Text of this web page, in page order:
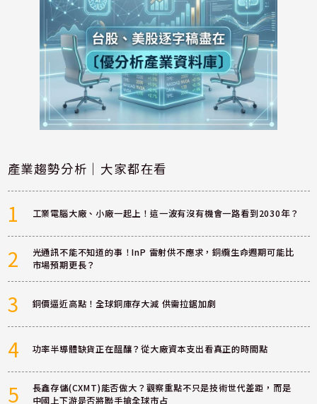
產業趨勢分析｜大家都在看
1 工業電腦大廠、小廠一起上！這一波有沒有機會一路看到2030年？
2
光通訊不能不知道的事！InP 雷射供不應求，銅纜生命週期可能比
市場預期更長？
3 銅價逼近高點！全球銅庫存大減 供需拉鋸加劇
4 功率半導體缺貨正在醞釀？從大廠資本支出看真正的時間點
5
長鑫存儲(CXMT)能否做大？觀察重點不只是技術世代差距，而是
中國上下游是否將聯手搶全球市占